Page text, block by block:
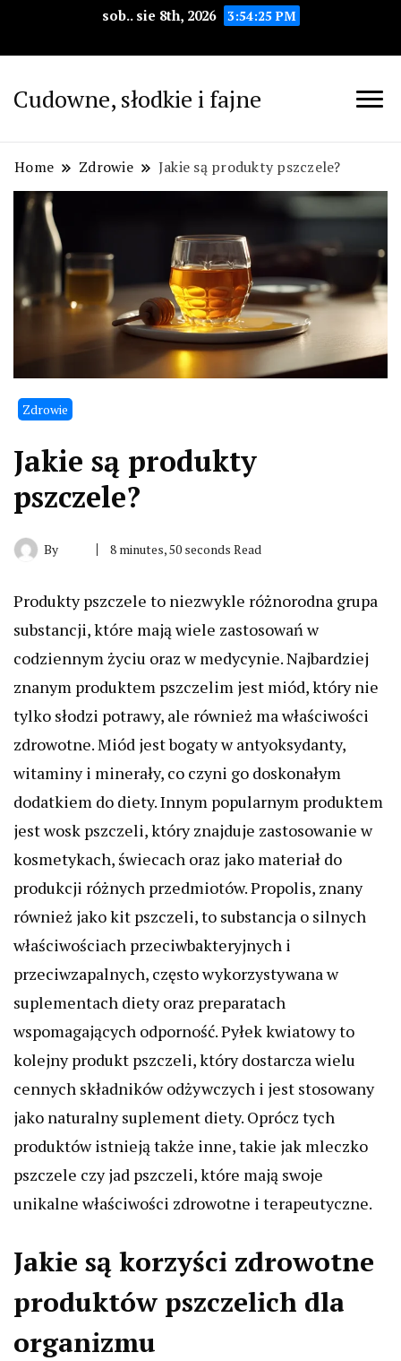
sob.. sie 8th, 2026 3:54:26 PM
Cudowne, słodkie i fajne
Home Zdrowie Jakie są produkty pszczele?
Zdrowie
Jakie są produkty
pszczele?
By 8 minutes, 50 seconds Read
Produkty pszczele to niezwykle różnorodna grupa
substancji, które mają wiele zastosowań w
codziennym życiu oraz w medycynie. Najbardziej
znanym produktem pszczelim jest miód, który nie
tylko słodzi potrawy, ale również ma właściwości
zdrowotne. Miód jest bogaty w antyoksydanty,
witaminy i minerały, co czyni go doskonałym
dodatkiem do diety. Innym popularnym produktem
jest wosk pszczeli, który znajduje zastosowanie w
kosmetykach, świecach oraz jako materiał do
produkcji różnych przedmiotów. Propolis, znany
również jako kit pszczeli, to substancja o silnych
właściwościach przeciwbakteryjnych i
przeciwzapalnych, często wykorzystywana w
suplementach diety oraz preparatach
wspomagających odporność. Pyłek kwiatowy to
kolejny produkt pszczeli, który dostarcza wielu
cennych składników odżywczych i jest stosowany
jako naturalny suplement diety. Oprócz tych
produktów istnieją także inne, takie jak mleczko
pszczele czy jad pszczeli, które mają swoje
unikalne właściwości zdrowotne i terapeutyczne.
Jakie są korzyści zdrowotne
produktów pszczelich dla
organizmu